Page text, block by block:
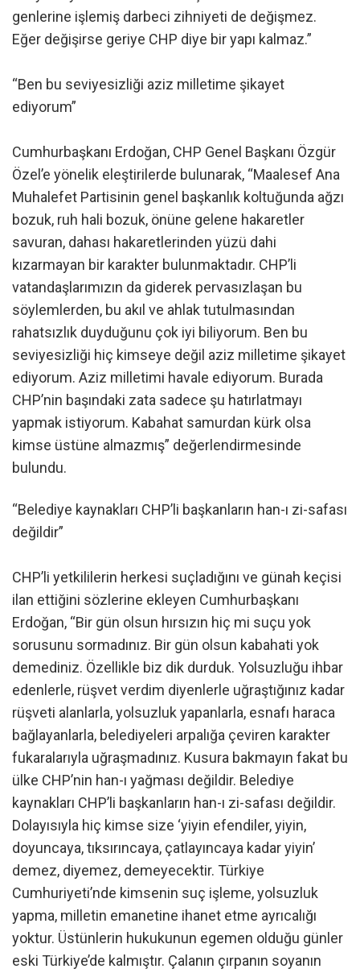
genlerine işlemiş darbeci zihniyeti de değişmez.
Eğer değişirse geriye CHP diye bir yapı kalmaz.”
“Ben bu seviyesizliği aziz milletime şikayet
ediyorum”
Cumhurbaşkanı Erdoğan, CHP Genel Başkanı Özgür
Özel’e yönelik eleştirilerde bulunarak, “Maalesef Ana
Muhalefet Partisinin genel başkanlık koltuğunda ağzı
bozuk, ruh hali bozuk, önüne gelene hakaretler
savuran, dahası hakaretlerinden yüzü dahi
kızarmayan bir karakter bulunmaktadır. CHP’li
vatandaşlarımızın da giderek pervasızlaşan bu
söylemlerden, bu akıl ve ahlak tutulmasından
rahatsızlık duyduğunu çok iyi biliyorum. Ben bu
seviyesizliği hiç kimseye değil aziz milletime şikayet
ediyorum. Aziz milletimi havale ediyorum. Burada
CHP’nin başındaki zata sadece şu hatırlatmayı
yapmak istiyorum. Kabahat samurdan kürk olsa
kimse üstüne almazmış” değerlendirmesinde
bulundu.
“Belediye kaynakları CHP’li başkanların han-ı zi-safası
değildir”
CHP’li yetkililerin herkesi suçladığını ve günah keçisi
ilan ettiğini sözlerine ekleyen Cumhurbaşkanı
Erdoğan, “Bir gün olsun hırsızın hiç mi suçu yok
sorusunu sormadınız. Bir gün olsun kabahati yok
demediniz. Özellikle biz dik durduk. Yolsuzluğu ihbar
edenlerle, rüşvet verdim diyenlerle uğraştığınız kadar
rüşveti alanlarla, yolsuzluk yapanlarla, esnafı haraca
bağlayanlarla, belediyeleri arpalığa çeviren karakter
fukaralarıyla uğraşmadınız. Kusura bakmayın fakat bu
ülke CHP’nin han-ı yağması değildir. Belediye
kaynakları CHP’li başkanların han-ı zi-safası değildir.
Dolayısıyla hiç kimse size ‘yiyin efendiler, yiyin,
doyuncaya, tıksırıncaya, çatlayıncaya kadar yiyin’
demez, diyemez, demeyecektir. Türkiye
Cumhuriyeti’nde kimsenin suç işleme, yolsuzluk
yapma, milletin emanetine ihanet etme ayrıcalığı
yoktur. Üstünlerin hukukunun egemen olduğu günler
eski Türkiye’de kalmıştır. Çalanın çırpanın soyanın